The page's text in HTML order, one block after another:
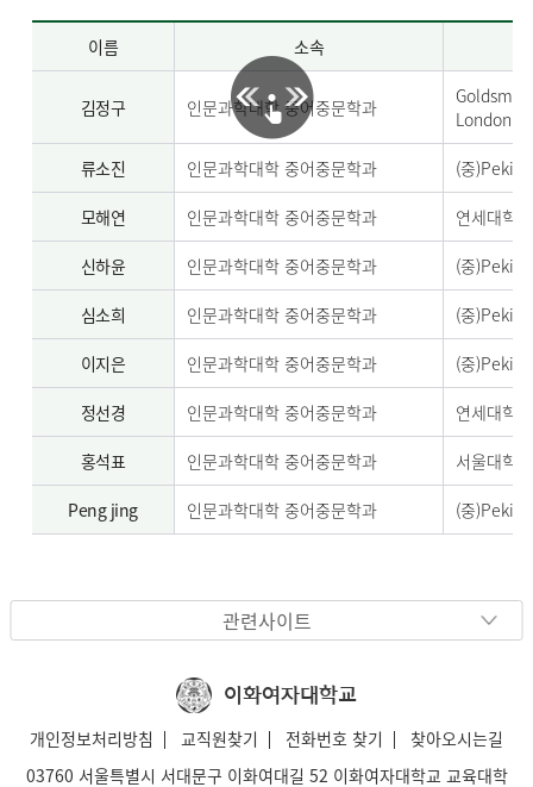
이름 소속
김정구 인문과학대학 중어중문학과
London
류소진 인문과학대학 중어중문학과 (중
모해연 인문과학대학 중어중문학과 연세대학
신하윤 인문과학대학 중어중문학과 (중
심소희 인문과학대학 중어중문학과 (중
이지은 인문과학대학 중어중문학과 (중
정선경 인문과학대학 중어중문학과 연세대학
홍석표 인문과학대학 중어중문학과 서울대학
Peng jing 인문과학대학 중어중문학과 (중
이화여자대학교
개인정보처리방침 교직원찾기 전화번호 찾기
찾아오시는길
03760 서울특별시 서대문구 이화여대길 52 이화여자대학교 교육대학
관련사이트